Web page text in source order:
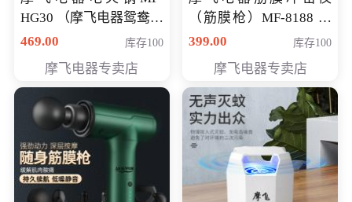
HG30 （摩飞电器鸳鸯锅
MF-HG30 ） 会员专享价
469.00 库存100
摩飞电器专卖店
（筋膜枪）MF-8188 会
员专享价268元
399.00 库存100
摩飞电器专卖店